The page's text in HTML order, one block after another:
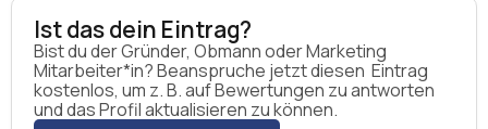
Ist das dein Eintrag?
Bist du der Gründer, Obmann oder Marketing
Mitarbeiter*in? Beanspruche jetzt diesen Eintrag
kostenlos, um z. B. auf Bewertungen zu antworten
und das Profil aktualisieren zu können.